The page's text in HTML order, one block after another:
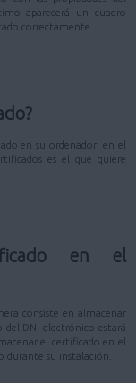
aparecerá un cuadro
correctamente.
en su ordenador; en el
es el que quiere
en el
consiste en almacenar
DNI electrónico estará
el certificado en el
durante su instalación.